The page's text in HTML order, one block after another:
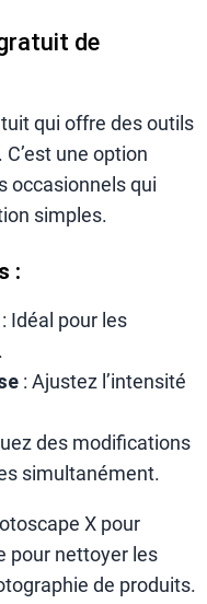
de
qui offre des outils
une option
occasionnels qui
simples.
:
: Idéal pour les
: Ajustez l’intensité
des modifications
simultanément.
X pour
pour nettoyer les
de produits.